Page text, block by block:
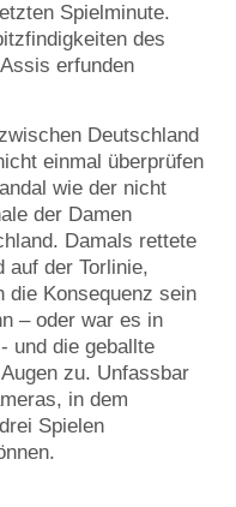
Spielminute.
des
erfunden
Deutschland
einmal überprüfen
wie der nicht
der Damen
Damals rettete
auf der Torlinie,
die Konsequenz sein
– oder war es in
und die geballte
zu. Unfassbar
in dem
Spielen